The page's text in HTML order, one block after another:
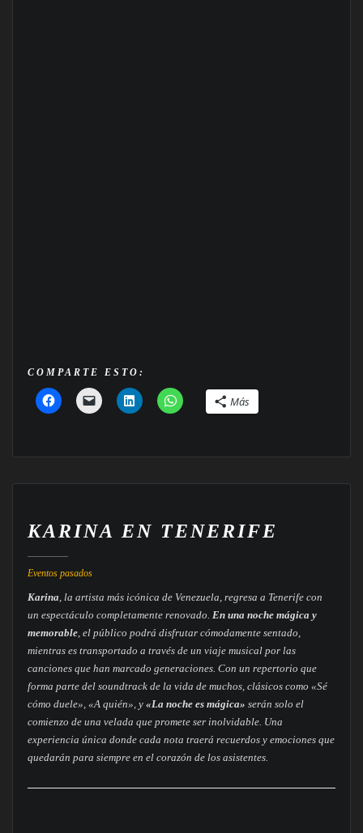
COMPARTE ESTO:
Más
KARINA EN TENERIFE
Eventos pasados
Karina , la artista más icónica de Venezuela, regresa a Tenerife con
un espectáculo completamente renovado. En una noche mágica y
memorable, el público podrá disfrutar cómodamente sentado,
mientras es transportado a través de un viaje musical por las
canciones que han marcado generaciones. Con un repertorio que
forma parte del soundtrack de la vida de muchos, clásicos como «Sé
cómo duele», «A quién», y «La noche es mágica» serán solo el
comienzo de una velada que promete ser inolvidable. Una
experiencia única donde cada nota traerá recuerdos y emociones que
quedarán para siempre en el corazón de los asistentes.